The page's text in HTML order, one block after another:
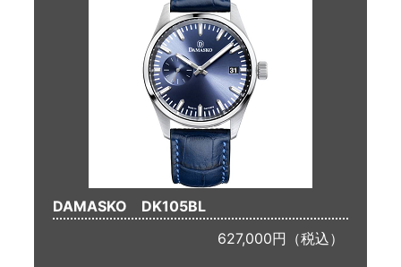
DAMASKO DK105BL
627,000円（税込）